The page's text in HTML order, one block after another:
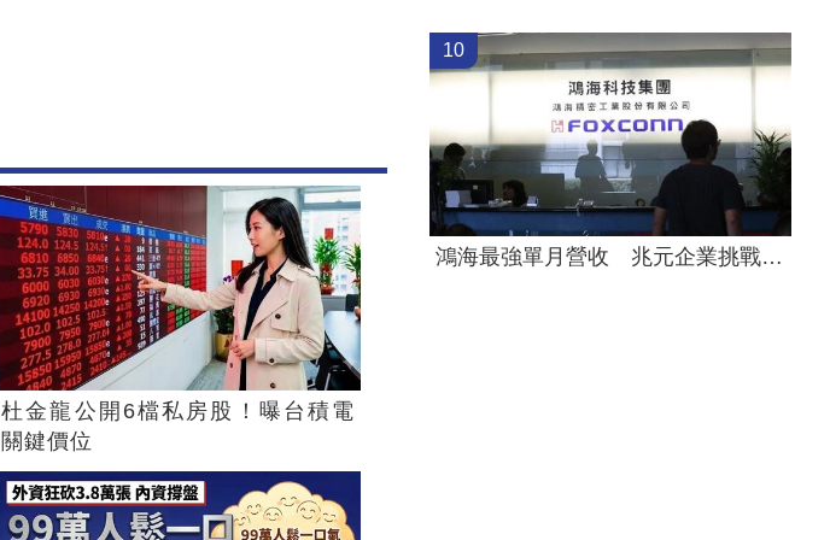
杜金龍公開6檔私房股！曝台積電
關鍵價位
10
鴻海最強單月營收 兆元企業挑戰月營收兆